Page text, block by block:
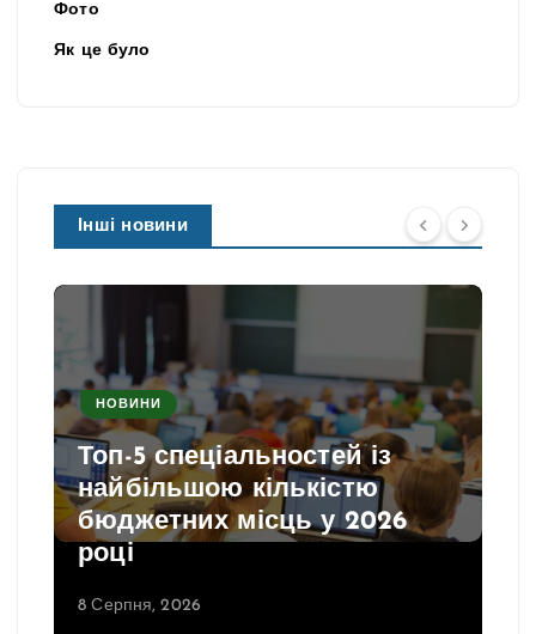
Фото
Як це було
Інші новини
НОВИНИ
Топ-5 спеціальностей із
найбільшою кількістю
бюджетних місць у 2026
році
8 Серпня, 2026